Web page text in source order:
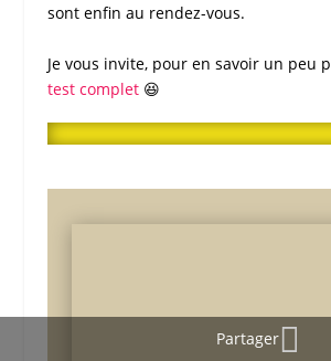
sont enfin au rendez-vous.
Je vous invite, pour en savoir un peu
test complet😆
Partager